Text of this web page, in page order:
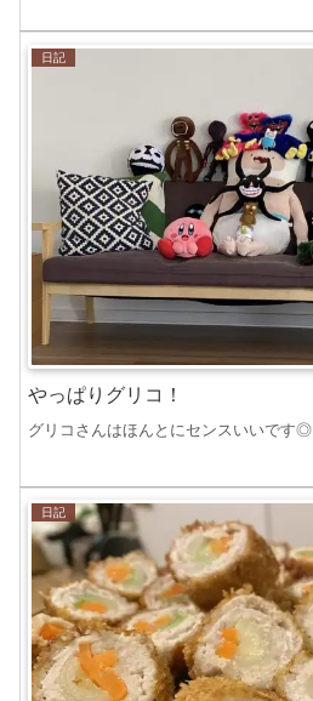
日記
やっぱりグリコ！
グリコさんはほんとにセンスいいです◎
日記